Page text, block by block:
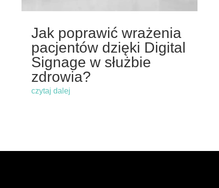
Jak poprawić wrażenia
pacjentów dzięki Digital
Signage w służbie
zdrowia?
czytaj dalej